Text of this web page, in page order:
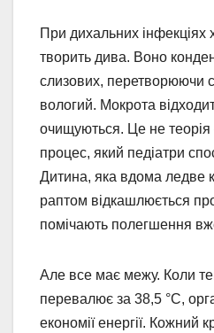
При дихальних інфекціях
творить дива. Воно
слизових, перетворюючи
вологий. Мокрота
очищуються. Це не
процес, який педіатри
Дитина, яка вдома ледве
раптом відкашлюється
помічають полегшення
Але все має межу. Коли
перевалює за 38,5 °C,
економії енергії. Кожний